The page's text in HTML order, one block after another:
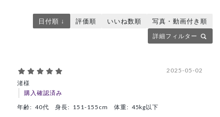
詳細フィルター
日付順 ↓ 評価順 いいね数順 写真・動画付き順
渚様
購入確認済み
2025-05-02
年齢: 40代 身長: 151-155cm 体重: 45kg以下